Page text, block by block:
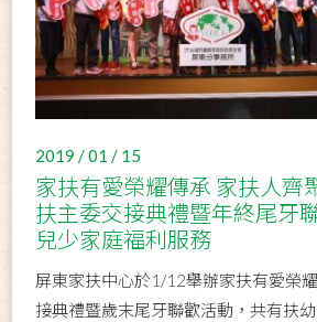
2019 / 01 / 15
家扶有愛榮耀傳承 家扶人齊
扶主委交接典禮暨年終尾牙
兒少家庭福利服務
屏東家扶中心於1/12舉辦家扶有愛榮
接典禮暨歲末尾牙聯歡活動，共有扶